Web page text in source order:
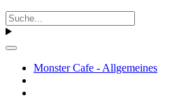
Monster Cafe - Allgemeines